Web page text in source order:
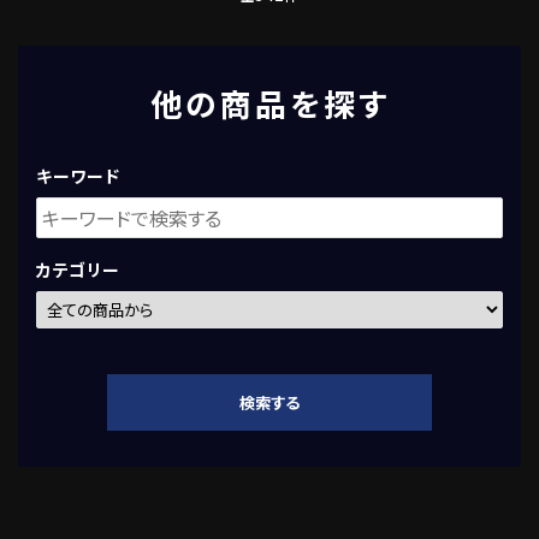
他の商品を探す
キーワード
カテゴリー
検索する